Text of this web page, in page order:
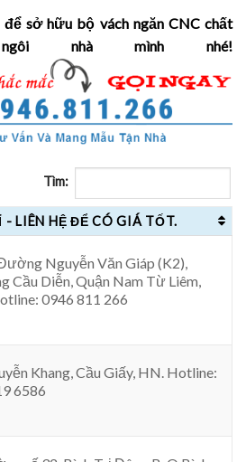
sở hữu bộ vách ngăn CNC chất
nhà mình nhé!
Tìm:
- LIÊN HỆ ĐỂ CÓ GIÁ TỐT.
Nguyễn Văn Giáp (K2),
Cầu Diễn, Quận Nam Từ Liêm,
0946 811 266
Khang, Cầu Giấy, HN. Hotline:
6586